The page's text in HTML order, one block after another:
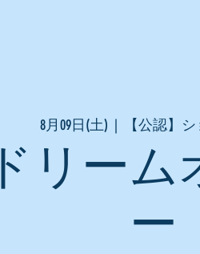
8月09日(土)
  |
【公認】
ドリーム
ー